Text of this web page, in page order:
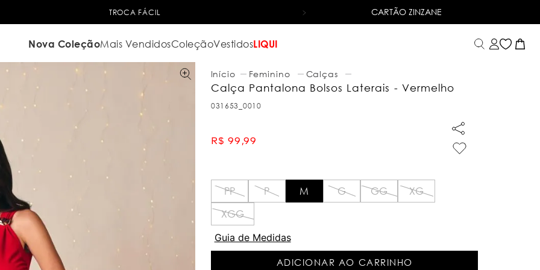
TROCA FÁCIL 6X SEM JUROSNO CARTÃO DE CRÉDITO
CARTÃO ZINZANE
Nova ColeçãoMais VendidosColeçãoVestidosLIQUI
Feminino Calças
Calça Pantalona Bolsos Laterais - Vermelho
031653_0010
R$ 99 ,99
PP P M G GG
XG
XGG
Guia de Medidas
ADICIONAR AO CARRINHO